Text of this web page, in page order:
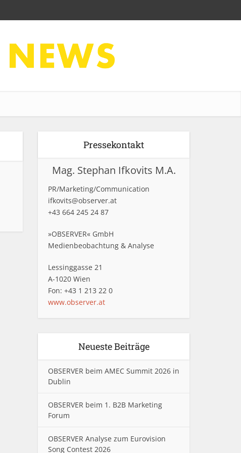
Pressekontakt
Mag. Stephan Ifkovits M.A.
PR/Marketing/Communication
ifkovits@observer.at
+43 664 245 24 87
»OBSERVER« GmbH
Medienbeobachtung & Analyse
Lessinggasse 21
A-1020 Wien
Fon: +43 1 213 22 0
www.observer.at
Neueste Beiträge
OBSERVER beim AMEC Summit 2026 in
Dublin
OBSERVER beim 1. B2B Marketing
Forum
OBSERVER Analyse zum Eurovision
Song Contest 2026